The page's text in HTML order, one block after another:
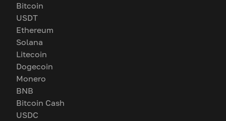
Bitcoin
USDT
Ethereum
Solana
Litecoin
Dogecoin
Monero
BNB
Bitcoin Cash
USDC